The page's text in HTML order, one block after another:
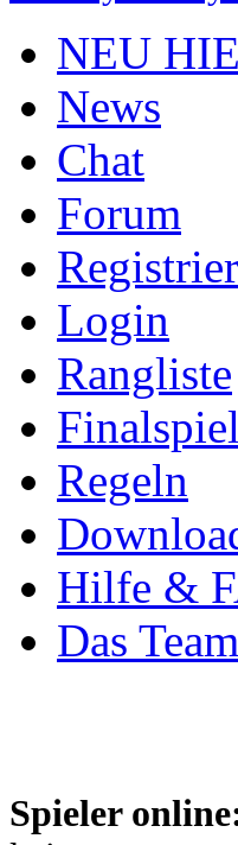
NEU
News
Chat
Forum
Login
Rangliste
Regeln
Hilfe &
Das Team
Spieler